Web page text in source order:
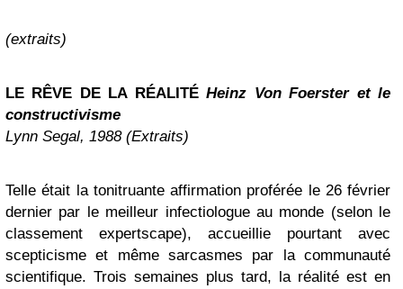
(extraits)
LE RÊVE DE LA RÉALITÉHeinz Von Foerster et le
constructivisme
Lynn Segal, 1988 (Extraits)
Telle était la tonitruante affirmation proférée le 26 février
dernier par le meilleur infectiologue au monde (selon le
classement expertscape), accueillie pourtant avec
scepticisme et même sarcasmes par la communauté
scientifique. Trois semaines plus tard, la réalité est en